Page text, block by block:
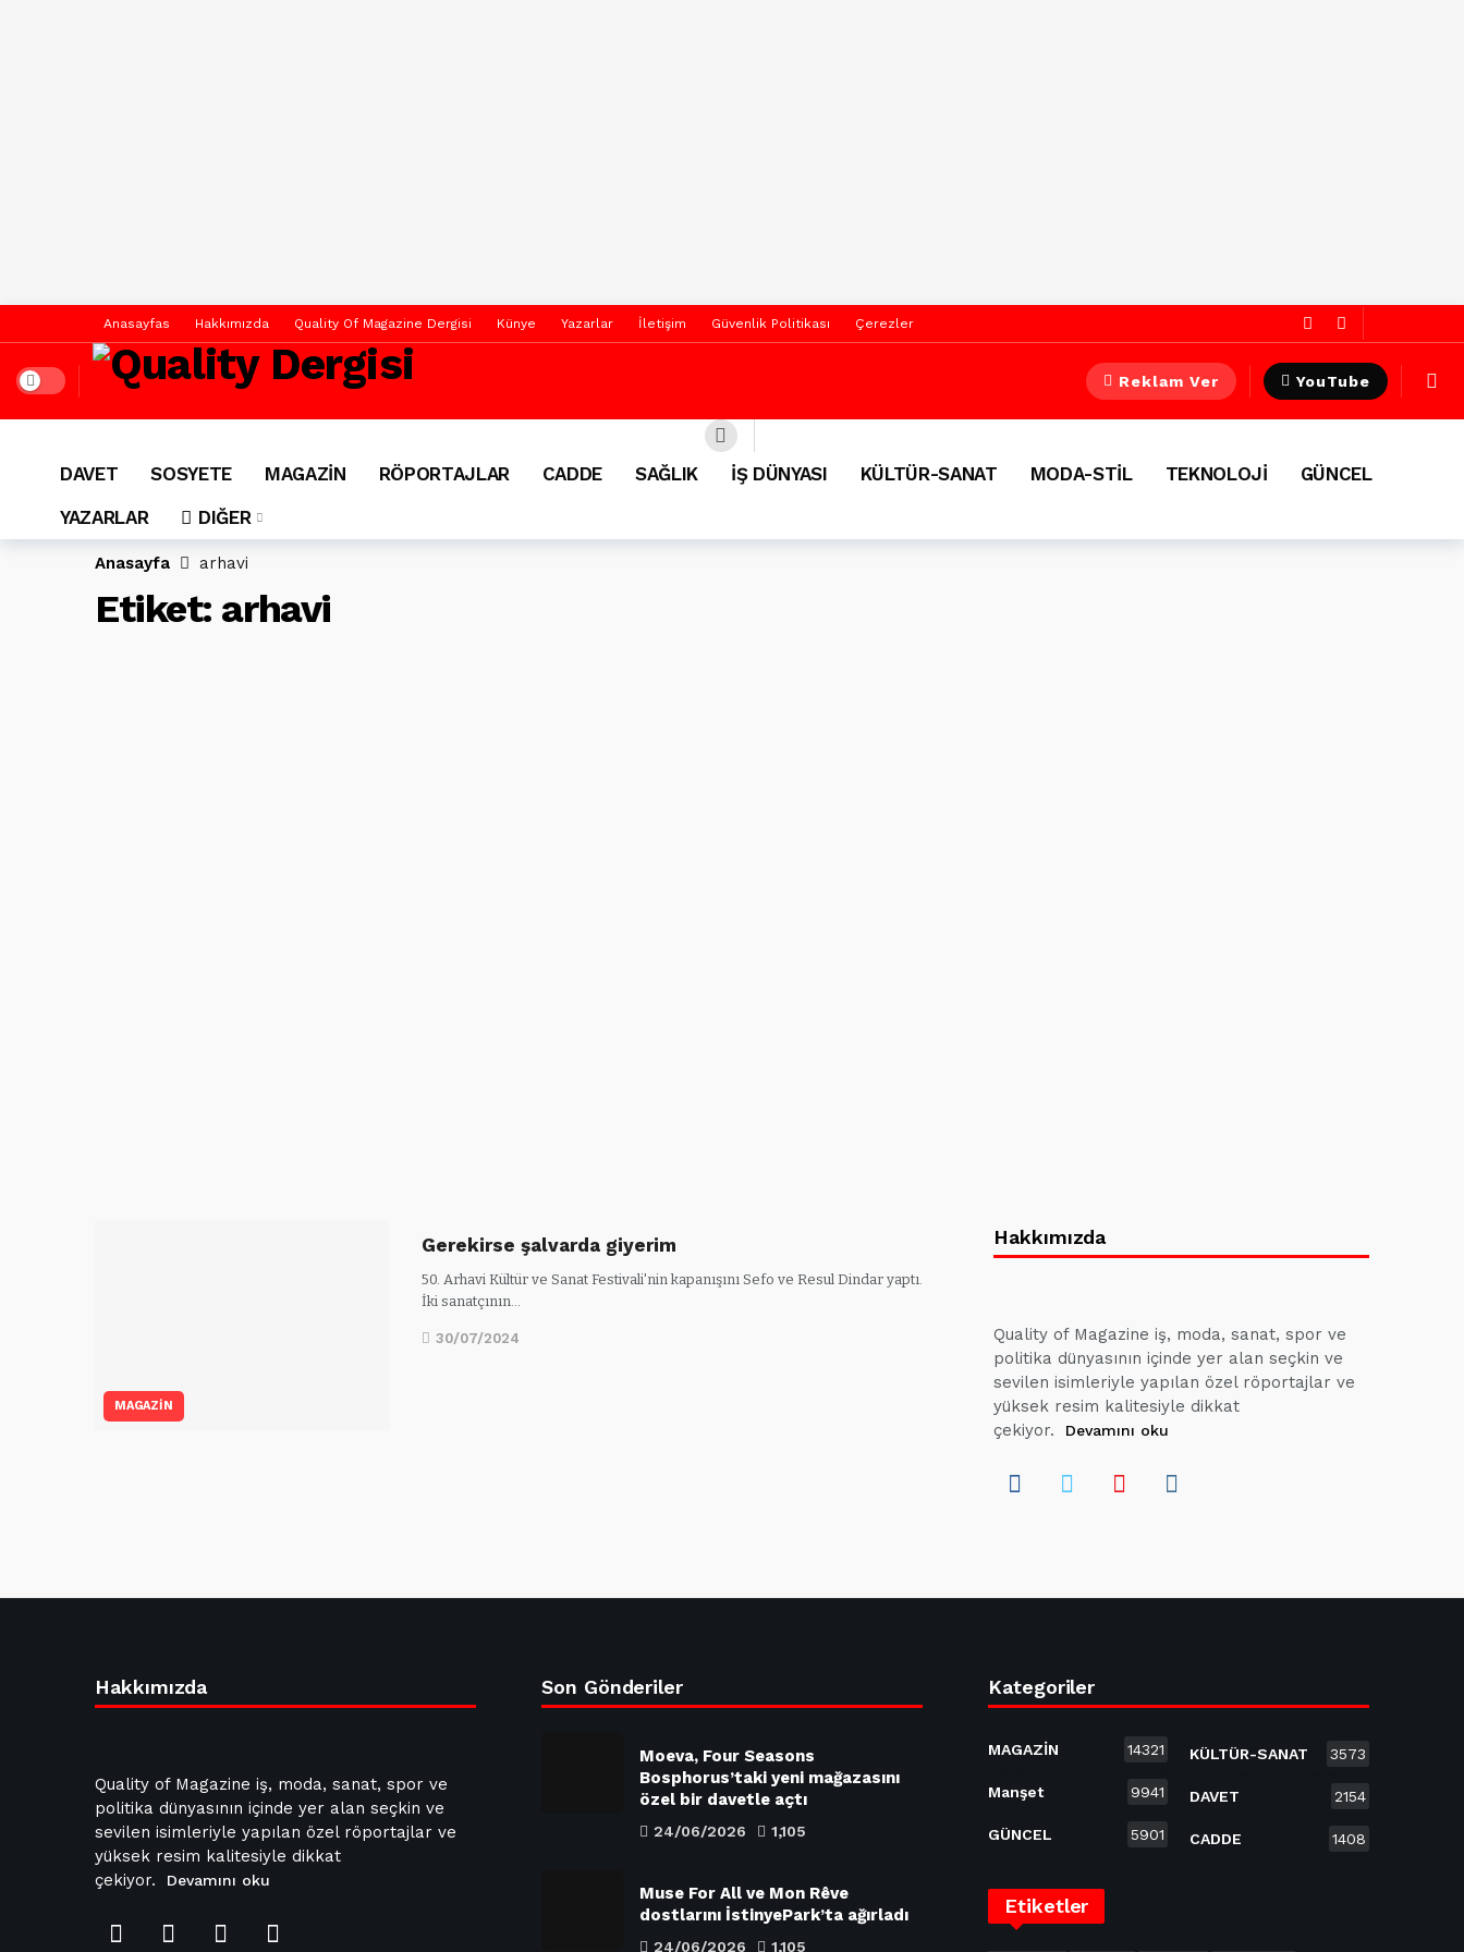
Anasayfas Hakkımızda Quality Of Magazine Dergisi Künye Yazarlar İletişim Güvenlik Politikası Çerezler
Dark mode Reklam Ver YouTube
DAVET SOSYETE MAGAZİN RÖPORTAJLAR CADDE SAĞLIK İŞ DÜNYASI KÜLTÜR-SANAT MODA-STİL TEKNOLOJİ
GÜNCEL
YAZARLAR
DIĞER
Anasayfa arhavi
Etiket: arhavi
MAGAZİN
Gerekirse şalvarda giyerim
50. Arhavi Kültür ve Sanat Festivali'nin kapanışını Sefo ve Resul Dindar yaptı.
İki sanatçının…
30/07/2024
Hakkımızda
Quality of Magazine iş, moda, sanat, spor ve
politika dünyasının içinde yer alan seçkin ve
sevilen isimleriyle yapılan özel röportajlar ve
yüksek resim kalitesiyle dikkat
çekiyor.
Devamını oku
Hakkımızda
Quality of Magazine iş, moda, sanat, spor ve
politika dünyasının içinde yer alan seçkin ve
sevilen isimleriyle yapılan özel röportajlar ve
yüksek resim kalitesiyle dikkat
çekiyor.
Devamını oku
Son Gönderiler
Moeva, Four Seasons
Bosphorus’taki yeni mağazasını
özel bir davetle açtı
24/06/2026 1,105
Muse For All ve Mon Rêve
dostlarını İstinyePark’ta ağırladı
24/06/2026 1,105
Kategoriler
MAGAZİN 14321
Manşet 9941
GÜNCEL 5901
KÜLTÜR-SANAT 3573
DAVET 2154
CADDE 1408
Etiketler